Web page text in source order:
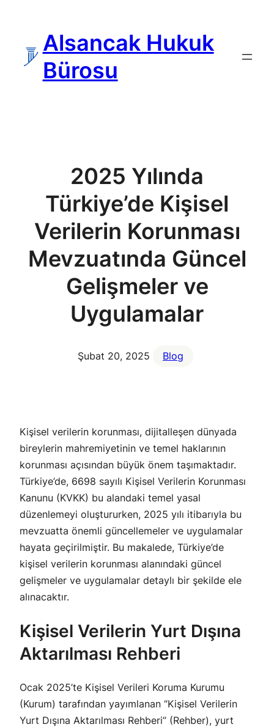
Alsancak Hukuk
Bürosu
2025 Yılında
Türkiye’de Kişisel
Verilerin Korunması
Mevzuatında Güncel
Gelişmeler ve
Uygulamalar
Şubat 20, 2025 Blog
Kişisel verilerin korunması, dijitalleşen dünyada
bireylerin mahremiyetinin ve temel haklarının
korunması açısından büyük önem taşımaktadır.
Türkiye’de, 6698 sayılı Kişisel Verilerin Korunması
Kanunu (KVKK) bu alandaki temel yasal
düzenlemeyi oluştururken, 2025 yılı itibarıyla bu
mevzuatta önemli güncellemeler ve uygulamalar
hayata geçirilmiştir. Bu makalede, Türkiye’de
kişisel verilerin korunması alanındaki güncel
gelişmeler ve uygulamalar detaylı bir şekilde ele
alınacaktır.
Kişisel Verilerin Yurt Dışına
Aktarılması Rehberi
Ocak 2025’te Kişisel Verileri Koruma Kurumu
(Kurum) tarafından yayımlanan “Kişisel Verilerin
Yurt Dışına Aktarılması Rehberi” (Rehber), yurt